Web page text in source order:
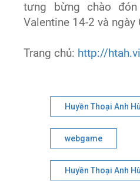
tưng bừng chào
Valentine 14-2 và ngày
Trang chủ: http://
Huyền Thoại Anh
webgame
Huyền Thoại Anh